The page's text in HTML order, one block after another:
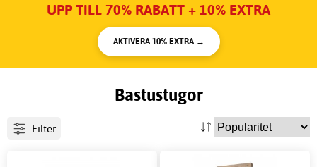
UPP TILL 70% RABATT + 10% EXTRA
AKTIVERA 10% EXTRA →
Bastustugor
Filter